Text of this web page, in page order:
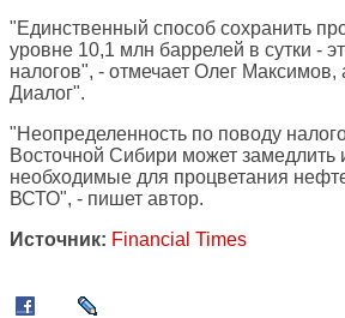
"Единственный способ сохранить
уровне 10,1 млн баррелей в сутки -
налогов", - отмечает Олег Максимов,
Диалог".
"Неопределенность по поводу
Восточной Сибири может замедлить
необходимые для процветания
ВСТО", - пишет автор.
Источник: Financial Times